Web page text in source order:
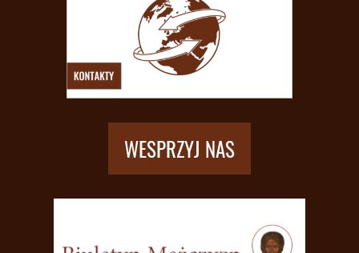
WESPRZYJ NAS